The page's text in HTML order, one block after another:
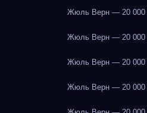
Жюль Верн — 20 000
Жюль Верн — 20 000
Жюль Верн — 20 000
Жюль Верн — 20 000